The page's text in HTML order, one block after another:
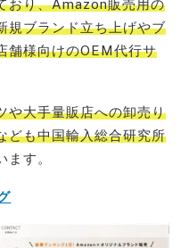
おり、Amazon販売用の
ブランド立ち上げやブ
舗様向けのOEM代行サ
や大手量販店への卸売り
ども中国輸入総合研究所
ます。